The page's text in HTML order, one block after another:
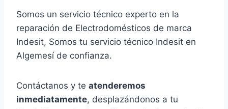
Somos un servicio técnico experto en la
reparación de Electrodomésticos de marca
Indesit, Somos tu servicio técnico Indesit en
Algemesí de confianza.
Contáctanos y te atenderemos
inmediatamente, desplazándonos a tu